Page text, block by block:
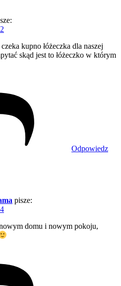
kupno łóżeczka dla naszej
skąd jest to łóżeczko w którym
Odpowiedz
pisze:
domu i nowym pokoju,